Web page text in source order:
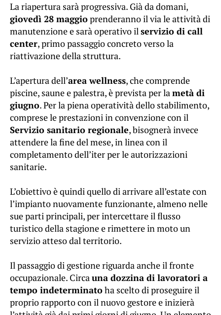
La riapertura sarà progressiva. Già da domani,
giovedì 28 maggioprenderanno il via le attività di
manutenzione e sarà operativo ilservizio di call
center, primo passaggio concreto verso la
riattivazione della struttura.
L’apertura dell’area wellness, che comprende
piscine, saune e palestra, è prevista per lametà di
giugno. Per la piena operatività dello stabilimento,
comprese le prestazioni in convenzione con il
Servizio sanitario regionale, bisognerà invece
attendere la fine del mese, in linea con il
completamento dell’iter per le autorizzazioni
sanitarie.
L’obiettivo è quindi quello di arrivare all’estate con
l’impianto nuovamente funzionante, almeno nelle
sue parti principali, per intercettare il flusso
turistico della stagione e rimettere in moto un
servizio atteso dal territorio.
Il passaggio di gestione riguarda anche il fronte
occupazionale. Circauna dozzina di lavoratori a
tempo indeterminatoha scelto di proseguire il
proprio rapporto con il nuovo gestore e inizierà